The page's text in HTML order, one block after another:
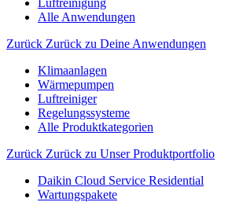
Luftreinigung
Alle Anwendungen
Zurück Zurück zu Deine Anwendungen
Klimaanlagen
Wärmepumpen
Luftreiniger
Regelungssysteme
Alle Produktkategorien
Zurück Zurück zu Unser Produktportfolio
Daikin Cloud Service Residential
Wartungspakete